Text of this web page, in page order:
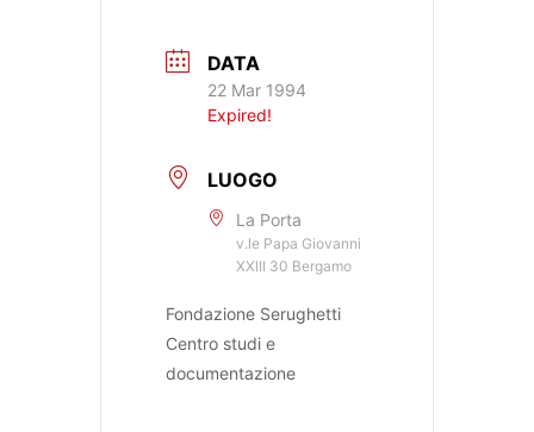
DATA
22 Mar 1994
Expired!
LUOGO
La Porta
v.le Papa Giovanni
XXIII 30 Bergamo
Fondazione Serughetti
Centro studi e
documentazione